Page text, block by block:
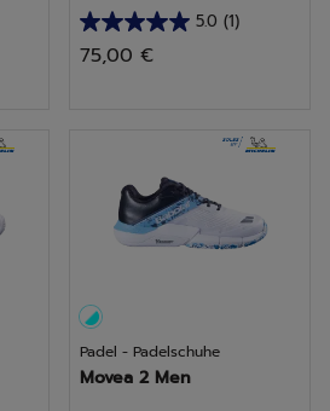
5.0 (1)
5.0
von
Bewertung
75,00 €
Padel - Padelschuhe
Movea 2 Men